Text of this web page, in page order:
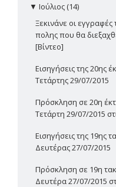
▼ Ιούλιος (14)
Ξεκινάνε οι εγγραφές
πολης που θα
[Βίντεο]
Εισηγήσεις της 20ης
Τετάρτης 29/07/2015
Πρόσκληση σε 20η
Τετάρτη 29/07/2015
Εισηγήσεις της 19ης
Δευτέρας 27/07/2015
Πρόσκληση σε 19η
Δευτέρα 27/07/2015